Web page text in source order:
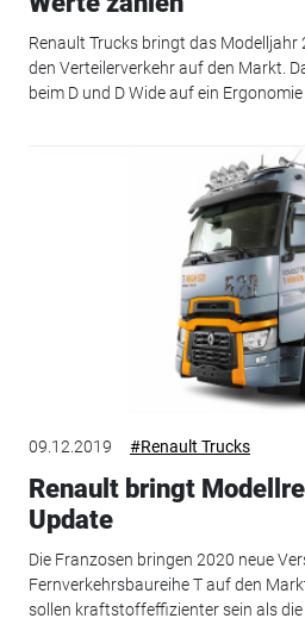
Renault Trucks bringt das Modelljahr
den Verteilerverkehr auf den Markt.
beim D und D Wide auf ein
09.12.2019 #Renault Trucks
Renault bringt
Update
Die Franzosen bringen 2020 neue
Fernverkehrsbaureihe T auf den
sollen kraftstoffeffizienter sein als